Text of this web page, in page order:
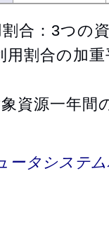
合：3つの
用割合の加重
資源一年間
ータシステ